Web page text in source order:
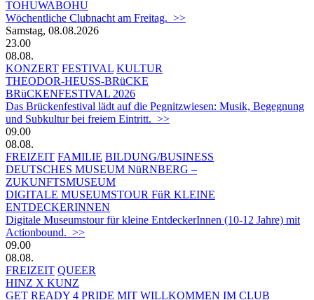
TOHUWABOHU
Wöchentliche Clubnacht am Freitag. >>
Samstag, 08.08.2026
23.00
08.08.
KONZERT FESTIVAL KULTUR
THEODOR-HEUSS-BRüCKE
BRüCKENFESTIVAL 2026
Das Brückenfestival lädt auf die Pegnitzwiesen: Musik, Begegnung
und Subkultur bei freiem Eintritt. >>
09.00
08.08.
FREIZEIT FAMILIE BILDUNG/BUSINESS
DEUTSCHES MUSEUM NüRNBERG –
ZUKUNFTSMUSEUM
DIGITALE MUSEUMSTOUR FüR KLEINE
ENTDECKERINNEN
Digitale Museumstour für kleine EntdeckerInnen (10-12 Jahre) mit
Actionbound. >>
09.00
08.08.
FREIZEIT QUEER
HINZ X KUNZ
GET READY 4 PRIDE MIT WILLKOMMEN IM CLUB